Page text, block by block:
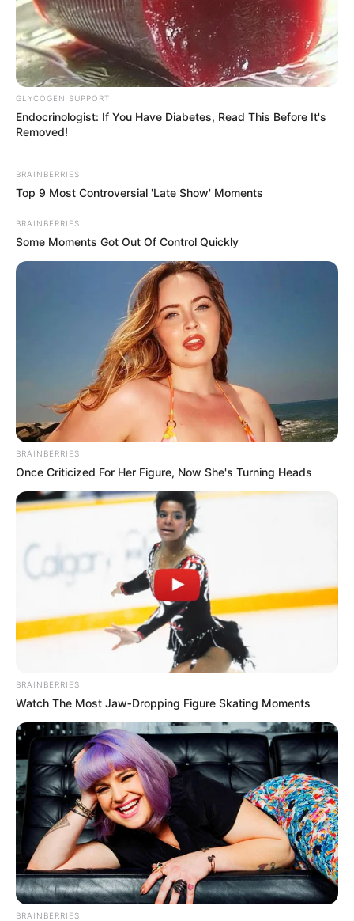
GLYCOGEN SUPPORT
Endocrinologist: If You Have Diabetes, Read This Before It's
Removed!
BRAINBERRIES
Top 9 Most Controversial 'Late Show' Moments
BRAINBERRIES
Some Moments Got Out Of Control Quickly
BRAINBERRIES
Once Criticized For Her Figure, Now She's Turning Heads
BRAINBERRIES
Watch The Most Jaw‑Dropping Figure Skating Moments
BRAINBERRIES